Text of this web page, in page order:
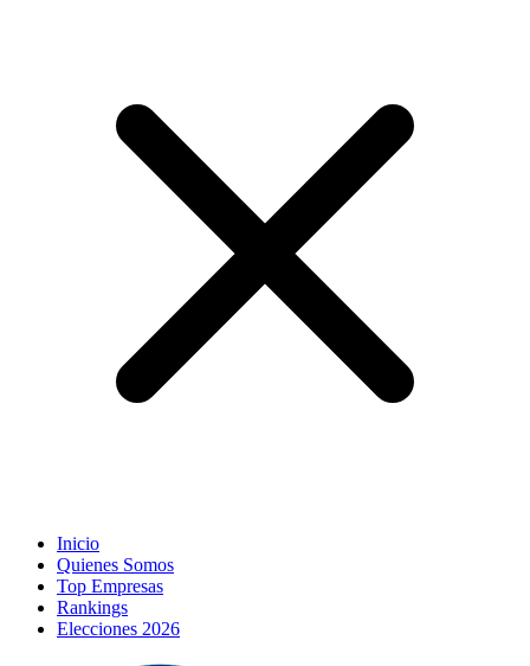
Inicio
Quienes Somos
Top Empresas
Rankings
Elecciones 2026